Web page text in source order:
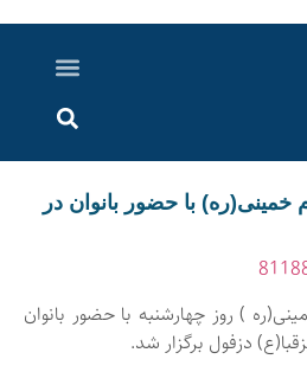
خمینی(ره) با حضور بانوان در
) روز چهارشنبه با حضور بانوان
دزفول برگزار شد.